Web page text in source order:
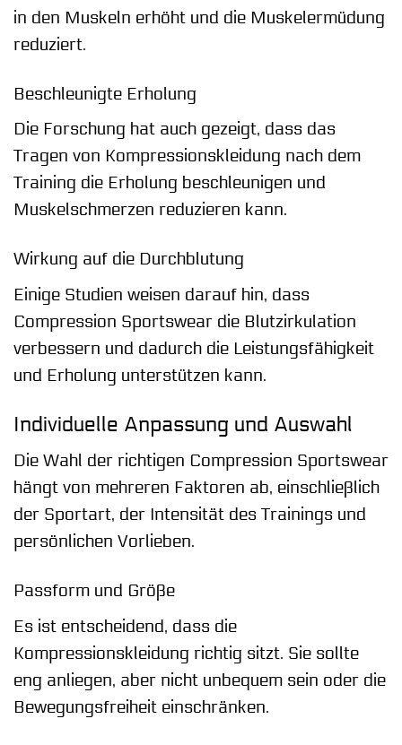
in den Muskeln erhöht und die Muskelermüdung
reduziert.
Beschleunigte Erholung
Die Forschung hat auch gezeigt, dass das
Tragen von Kompressionskleidung nach dem
Training die Erholung beschleunigen und
Muskelschmerzen reduzieren kann.
Wirkung auf die Durchblutung
Einige Studien weisen darauf hin, dass
Compression Sportswear die Blutzirkulation
verbessern und dadurch die Leistungsfähigkeit
und Erholung unterstützen kann.
Individuelle Anpassung und Auswahl
Die Wahl der richtigen Compression Sportswear
hängt von mehreren Faktoren ab, einschließlich
der Sportart, der Intensität des Trainings und
persönlichen Vorlieben.
Passform und Größe
Es ist entscheidend, dass die
Kompressionskleidung richtig sitzt. Sie sollte
eng anliegen, aber nicht unbequem sein oder die
Bewegungsfreiheit einschränken.